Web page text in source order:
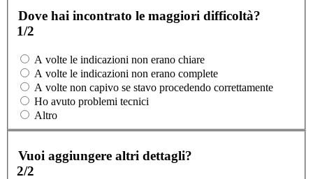
Dove hai incontrato le maggiori difficoltà?
1/2
A volte le indicazioni non erano chiare
A volte le indicazioni non erano complete
A volte non capivo se stavo procedendo correttamente
Ho avuto problemi tecnici
Altro
Vuoi aggiungere altri dettagli?
2/2